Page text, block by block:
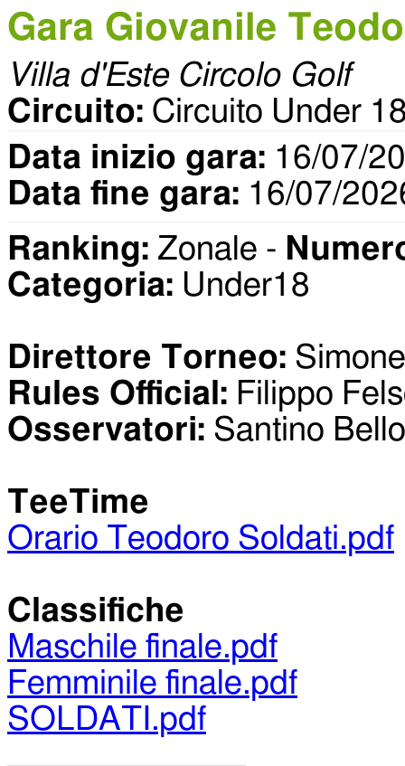
Gara Giovanile
Villa d'Este Circolo Golf
Circuito: Circuito Under
Data inizio gara: 16/07/
Data fine gara: 16/07/
Ranking: Zonale -
Categoria: Under18
Direttore Torneo:
Rules Official: Filippo
Osservatori: Santino
TeeTime
Orario Teodoro Soldati.pdf
Classifiche
Maschile finale.pdf
Femminile finale.pdf
SOLDATI.pdf